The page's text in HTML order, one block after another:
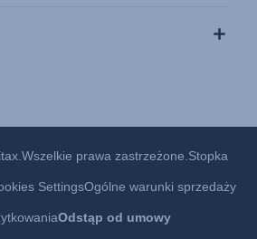
prawa zastrzeżone. Stopka
SettingsOgólne warunki sprzedaży
Odstąp od umowy